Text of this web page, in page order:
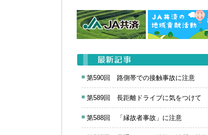
第590回 路側帯での接触事故に注意
第589回 長距離ドライブに気をつけて
第588回 「縁故者事故」に注意